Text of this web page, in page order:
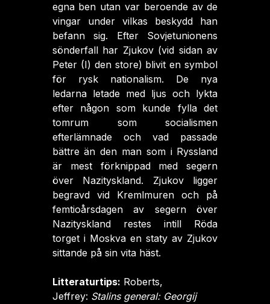
egna ben utan var beroende av de
vingar under vilkas beskydd han
befann sig. Efter Sovjetunionens
sönderfall har Zjukov (vid sidan av
Peter (I) den store) blivit en symbol
för rysk nationalism. De nya
ledarna letade med ljus och lykta
efter någon som kunde fylla det
tomrum som socialismen
efterlämnade och vad passade
bättre än den man som i Ryssland
är mest förknippad med segern
över Nazityskland. Zjukov ligger
begravd vid Kremlmuren och på
femtioårsdagen av segern över
Nazityskland restes intill Röda
torget i Moskva en staty av Zjukov
sittande på sin vita häst.
Litteraturtips: Roberts,
Jeffrey: Stalins general: Georgij